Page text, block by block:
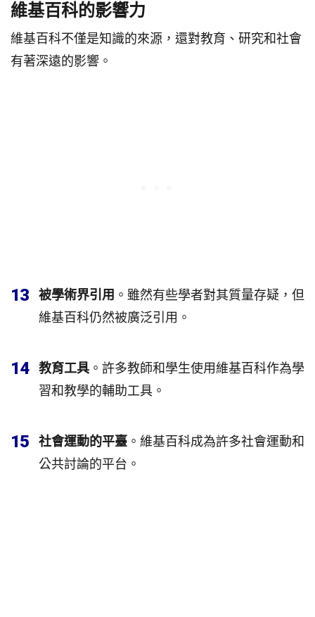
維基百科的影響力
維基百科不僅是知識的來源，還對教育、研究和社會
有著深遠的影響。
13 被學術界引用 。雖然有些學者對其質量存疑，但
維基百科仍然被廣泛引用。
14 教育工具 。許多教師和學生使用維基百科作為學
習和教學的輔助工具。
15 社會運動的平臺 。維基百科成為許多社會運動和
公共討論的平台。